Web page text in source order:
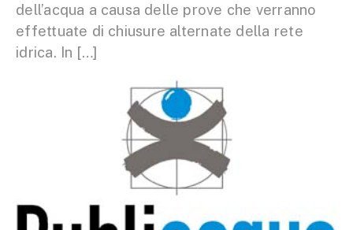
dell’acqua a causa delle prove che verranno
effettuate di chiusure alternate della rete
idrica. In […]